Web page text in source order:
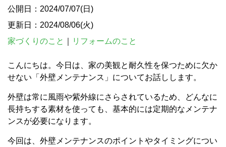
公開日：2024/07/07(日)
更新日：2024/08/06(火)
家づくりのこと
リフォームのこと
こんにちは。今日は、家の美観と耐久性を保つために欠か
せない「外壁メンテナンス」についてお話しします。
外壁は常に風雨や紫外線にさらされているため、どんなに
長持ちする素材を使っても、基本的には定期的なメンテナ
ンスが必要になります。
今回は、外壁メンテナンスのポイントやタイミングについ